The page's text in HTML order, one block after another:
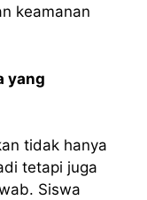
keamanan
yang
tidak hanya
tetapi juga
Siswa